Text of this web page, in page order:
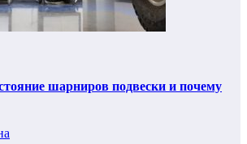
шарниров подвески и почему